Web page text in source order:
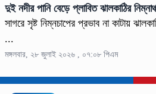
দুই নদীর পানি বেড়ে প্লাবিত ঝালকাঠির
সাগরে সৃষ্ট নিম্নচাপের প্রভাব না কাটায়
...
মঙ্গলবার, ২৮ জুলাই ২০২৬ , ০৭:০৮ পিএম